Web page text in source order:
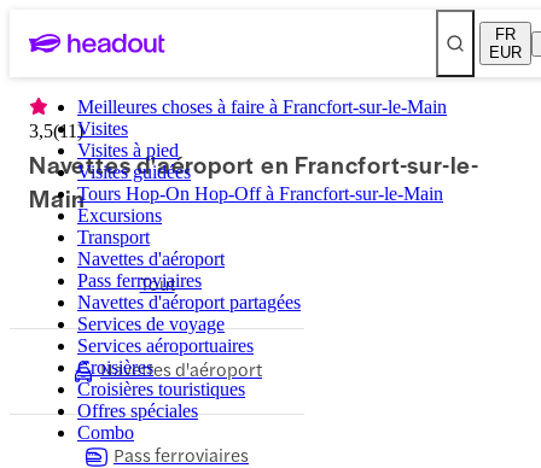
FR
EUR
Meilleures choses à faire à Francfort-sur-le-Main
Visites
Visites à pied
Visites guidées
Tours Hop-On Hop-Off à Francfort-sur-le-Main
Excursions
Transport
Navettes d'aéroport
Pass ferroviaires
Navettes d'aéroport partagées
Services de voyage
Services aéroportuaires
Croisières
Croisières touristiques
Offres spéciales
Combo
3,5(11)
Navettes d'aéroport en Francfort-sur-le-
Main
Tout
Navettes d'aéroport
Pass ferroviaires